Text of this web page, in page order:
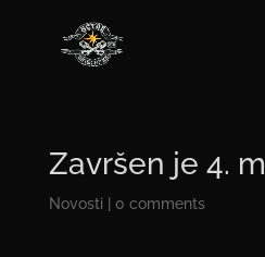
Završen je 4.
Novosti 0 comments